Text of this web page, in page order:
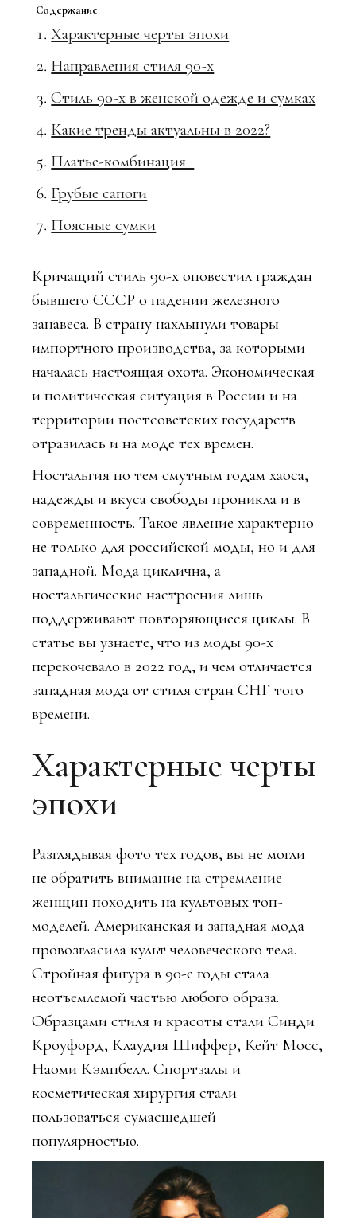
Содержание
Характерные черты эпохи
Направления стиля 90-х
Стиль 90-х в женской одежде и сумках
Какие тренды актуальны в 2022?
Платье-комбинация
Грубые сапоги
Поясные сумки
Кричащий стиль 90-х оповестил граждан
бывшего СССР о падении железного
занавеса. В страну нахлынули товары
импортного производства, за которыми
началась настоящая охота. Экономическая
и политическая ситуация в России и на
территории постсоветских государств
отразилась и на моде тех времен.
Ностальгия по тем смутным годам хаоса,
надежды и вкуса свободы проникла и в
современность. Такое явление характерно
не только для российской моды, но и для
западной. Мода циклична, а
ностальгические настроения лишь
поддерживают повторяющиеся циклы. В
статье вы узнаете, что из моды 90-х
перекочевало в 2022 год, и чем отличается
западная мода от стиля стран СНГ того
времени.
Характерные черты
эпохи
Разглядывая фото тех годов, вы не могли
не обратить внимание на стремление
женщин походить на культовых топ-
моделей. Американская и западная мода
провозгласила культ человеческого тела.
Стройная фигура в 90-е годы стала
неотъемлемой частью любого образа.
Образцами стиля и красоты стали Синди
Кроуфорд, Клаудия Шиффер, Кейт Мосс,
Наоми Кэмпбелл. Спортзалы и
косметическая хирургия стали
пользоваться сумасшедшей
популярностью.